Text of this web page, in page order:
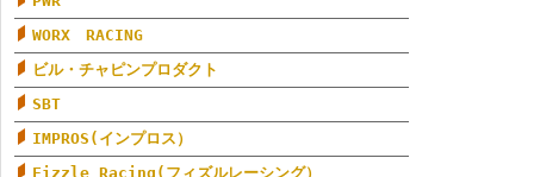
WORX RACING
ビル・チャピンプロダクト
SBT
IMPROS(インプロス）
Fizzle Racing(フィズルレーシング）